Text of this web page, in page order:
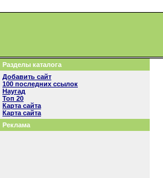
Разделы каталога
Добавить сайт
100 последних ссылок
Наугад
Топ 20
Карта сайта
Карта сайта
Реклама